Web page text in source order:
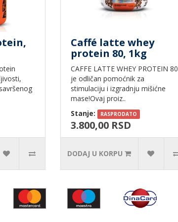
Caffé latte whey
protein 80, 1kg
CAFFE LATTE WHEY PROTEIN 80
je odličan pomoćnik za
stimulaciju i izgradnju mišićne
mase!Ovaj proiz..
Stanje:
RASPRODATO
3.800,00 RSD
DODAJ U KORPU